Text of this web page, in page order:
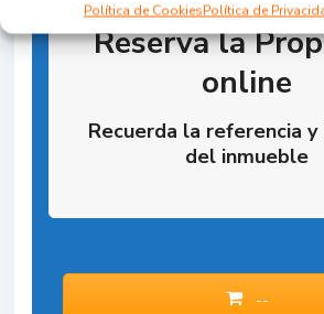
Política de CookiesPolítica de
Reserva la
online
Recuerda la referencia y
del inmueble
--